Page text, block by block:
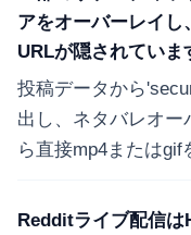
アをオーバーレイ
URLが隠されていま
投稿データから
出し、ネタバレオ
ら直接mp4またはgif
Redditライブ配信は